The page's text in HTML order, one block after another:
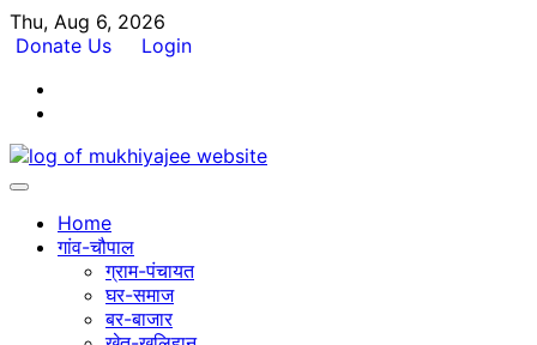
Skip
to
Thu, Aug 6, 2026
Donate Us
Login
Home
गांव-चौपाल
ग्राम-पंचायत
घर-समाज
बर-बाजार